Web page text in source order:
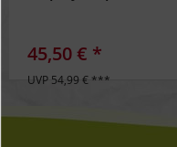
45,50 € *
UVP 54,99 € ***